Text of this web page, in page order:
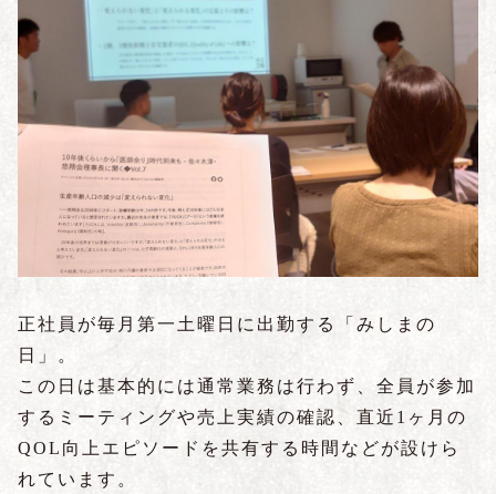
正社員が毎月第一土曜日に出勤する「みしまの
日」。
この日は基本的には通常業務は行わず、全員が参加
するミーティングや売上実績の確認、直近1ヶ月の
QOL向上エピソードを共有する時間などが設けら
れています。